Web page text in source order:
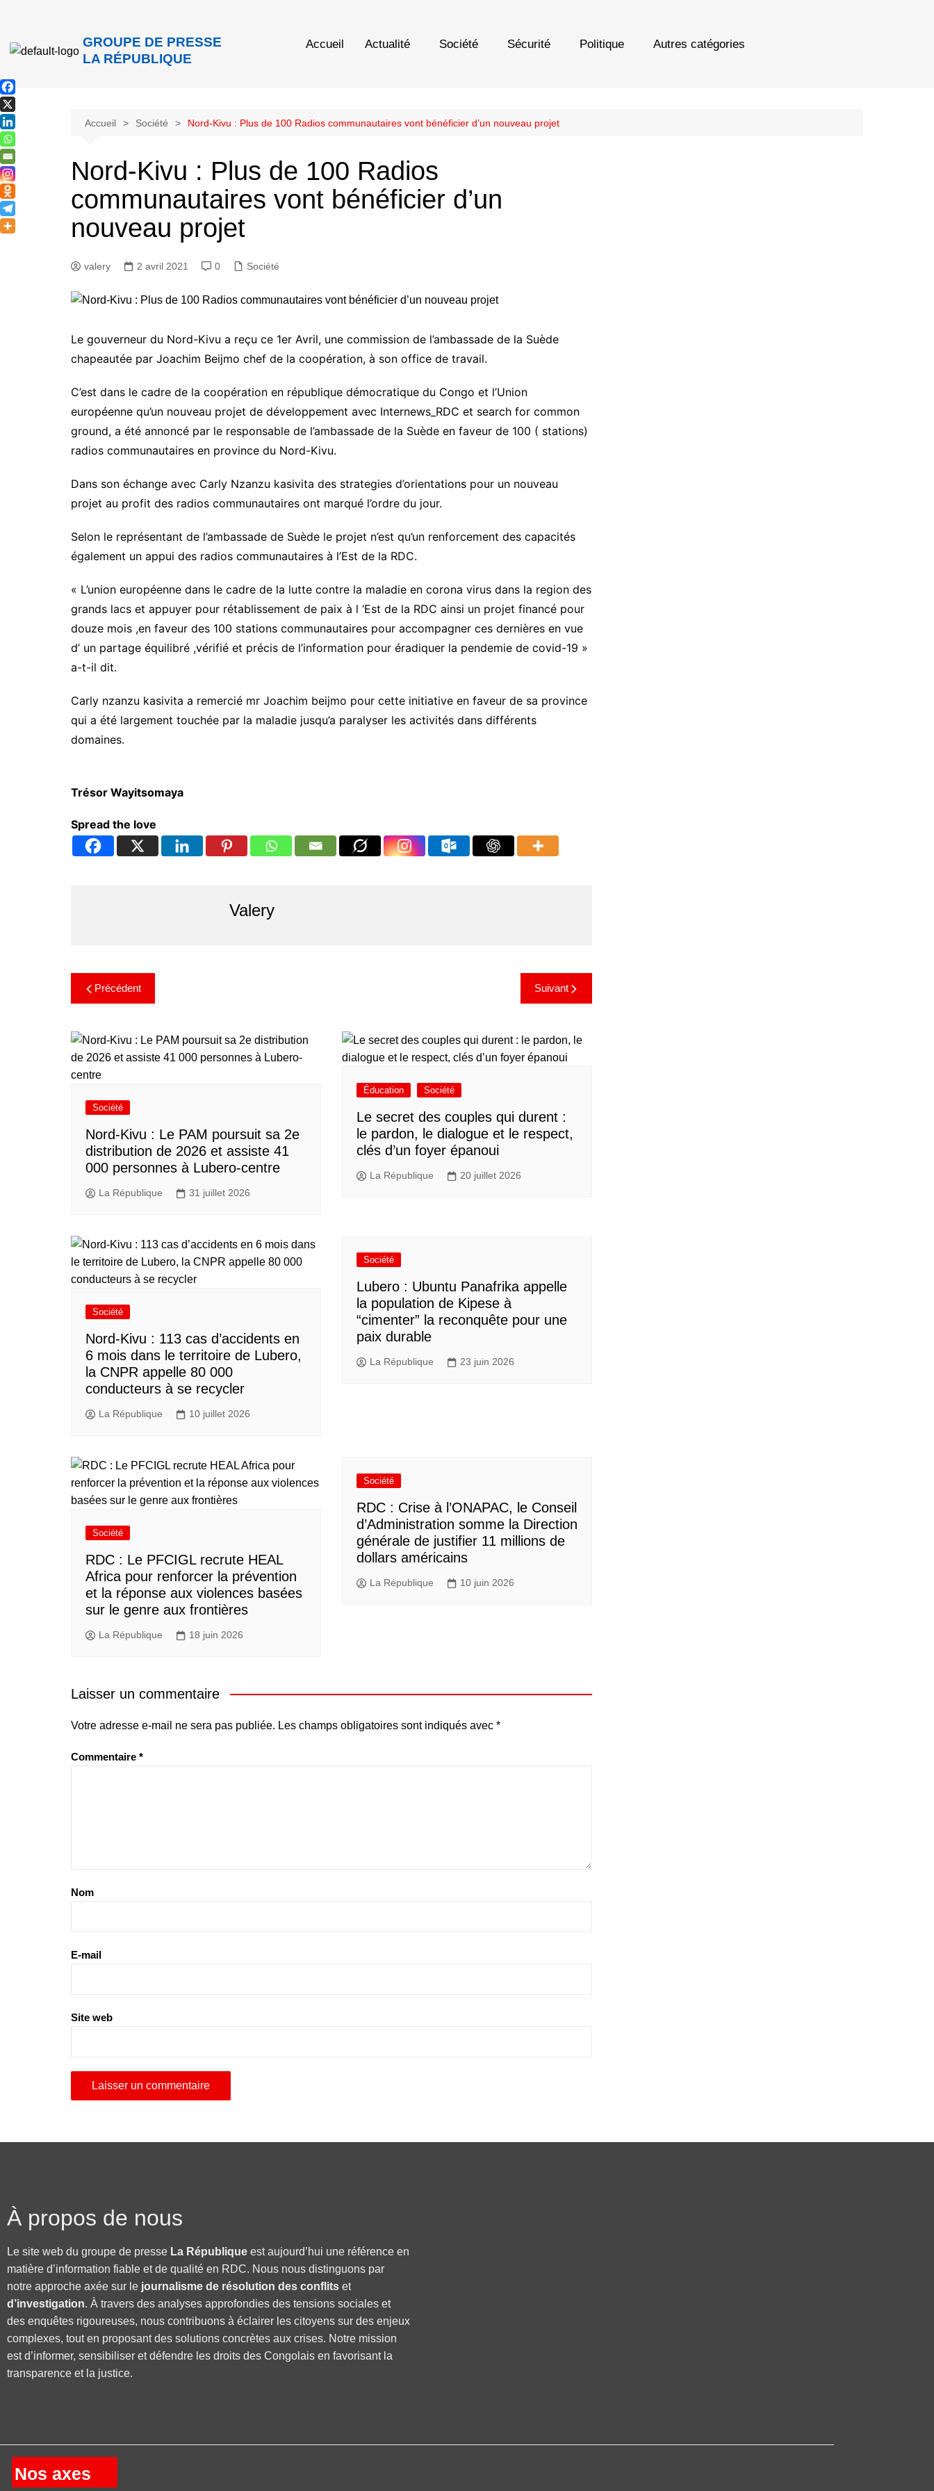
GROUPE DE PRESSE
LA RÉPUBLIQUE
Accueil Actualité Société Sécurité Politique Autres catégories
Accueil Société Nord-Kivu : Plus de 100 Radios communautaires vont bénéficier d’un nouveau projet
Nord-Kivu : Plus de 100 Radios
communautaires vont bénéficier d’un
nouveau projet
valery 2 avril 2021 0 Société
Le gouverneur du Nord-Kivu a reçu ce 1er Avril, une commission de l’ambassade de la Suède
chapeautée par Joachim Beijmo chef de la coopération, à son office de travail.
C’est dans le cadre de la coopération en république démocratique du Congo et l’Union
européenne qu’un nouveau projet de développement avec Internews_RDC et search for common
ground, a été annoncé par le responsable de l’ambassade de la Suède en faveur de 100 ( stations)
radios communautaires en province du Nord-Kivu.
Dans son échange avec Carly Nzanzu kasivita des strategies d’orientations pour un nouveau
projet au profit des radios communautaires ont marqué l’ordre du jour.
Selon le représentant de l’ambassade de Suède le projet n’est qu’un renforcement des capacités
également un appui des radios communautaires à l’Est de la RDC.
« L’union européenne dans le cadre de la lutte contre la maladie en corona virus dans la region des
grands lacs et appuyer pour rétablissement de paix à l ‘Est de la RDC ainsi un projet financé pour
douze mois ,en faveur des 100 stations communautaires pour accompagner ces dernières en vue
d’ un partage équilibré ,vérifié et précis de l’information pour éradiquer la pendemie de covid-19 »
a-t-il dit.
Carly nzanzu kasivita a remercié mr Joachim beijmo pour cette initiative en faveur de sa province
qui a été largement touchée par la maladie jusqu’a paralyser les activités dans différents
domaines.
Trésor Wayitsomaya
Spread the love
Valery
Précédent Suivant
Société
Nord-Kivu : Le PAM poursuit sa 2e
distribution de 2026 et assiste 41
000 personnes à Lubero-centre
La République 31 juillet 2026
Éducation Société
Le secret des couples qui durent :
le pardon, le dialogue et le respect,
clés d’un foyer épanoui
La République 20 juillet 2026
Société
Nord-Kivu : 113 cas d’accidents en
6 mois dans le territoire de Lubero,
la CNPR appelle 80 000
conducteurs à se recycler
La République 10 juillet 2026
Société
Lubero : Ubuntu Panafrika appelle
la population de Kipese à
“cimenter” la reconquête pour une
paix durable
La République 23 juin 2026
Société
RDC : Le PFCIGL recrute HEAL
Africa pour renforcer la prévention
et la réponse aux violences basées
sur le genre aux frontières
La République 18 juin 2026
Société
RDC : Crise à l’ONAPAC, le Conseil
d’Administration somme la Direction
générale de justifier 11 millions de
dollars américains
La République 10 juin 2026
Laisser un commentaire
Votre adresse e-mail ne sera pas publiée. Les champs obligatoires sont indiqués avec *
Commentaire *
Nom
E-mail
Site web
À propos de nous
Le site web du groupe de presse La République est aujourd’hui une référence en
matière d’information fiable et de qualité en RDC. Nous nous distinguons par
notre approche axée sur le journalisme de résolution des conflits et
d’investigation. À travers des analyses approfondies des tensions sociales et
des enquêtes rigoureuses, nous contribuons à éclairer les citoyens sur des enjeux
complexes, tout en proposant des solutions concrètes aux crises. Notre mission
est d’informer, sensibiliser et défendre les droits des Congolais en favorisant la
transparence et la justice.
Nos axes